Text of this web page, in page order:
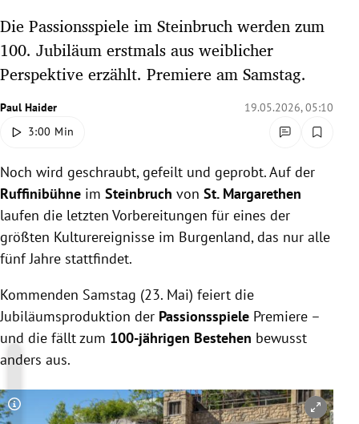
Untermenü
Untermenü
Untermenü
Untermenü
Die Passionsspiele im Steinbruch werden zum
100. Jubiläum erstmals aus weiblicher
Perspektive erzählt. Premiere am Samstag.
Paul Haider
19.05.2026, 05:10
3:00 Min
Noch wird geschraubt, gefeilt und geprobt. Auf der
Ruffinibühne im Steinbruch von St. Margarethen
laufen die letzten Vorbereitungen für eines der
größten Kulturereignisse im Burgenland, das nur alle
fünf Jahre stattfindet.
Kommenden Samstag (23. Mai) feiert die
Jubiläumsproduktion der Passionsspiele Premiere –
und die fällt zum 100-jährigen Bestehen bewusst
anders aus.
Copyright-Hinweis öffnen/schließen